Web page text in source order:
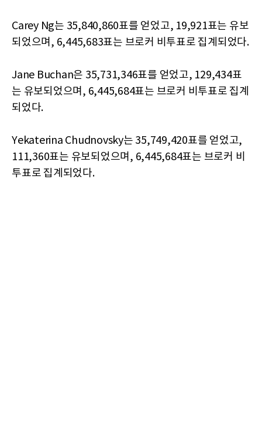
Carey Ng는 35,840,860표를 얻었고, 19,921표는 유보
되었으며, 6,445,683표는 브로커 비투표로 집계되었다.
Jane Buchan은 35,731,346표를 얻었고, 129,434표
는 유보되었으며, 6,445,684표는 브로커 비투표로 집계
되었다.
Yekaterina Chudnovsky는 35,749,420표를 얻었고,
111,360표는 유보되었으며, 6,445,684표는 브로커 비
투표로 집계되었다.